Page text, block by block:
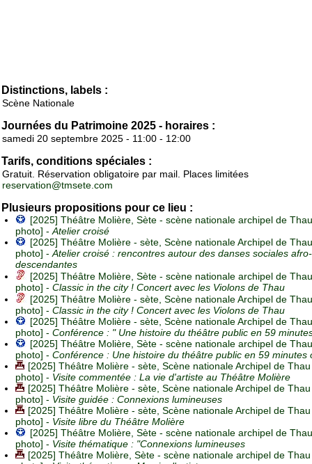
Distinctions, labels :
Scène Nationale
Journées du Patrimoine 2025 - horaires :
samedi 20 septembre 2025 - 11:00 - 12:00
Tarifs, conditions spéciales :
Gratuit. Réservation obligatoire par mail. Places limitées
reservation@tmsete.com
Plusieurs propositions pour ce lieu :
[2025] Théâtre Molière, Sète - scène nationale archipel de
photo] - Atelier croisé
[2025] Théâtre Molière - sète, Scène nationale Archipel de
photo] - Atelier croisé : rencontres autour des danses sociales afro-
descendantes
[2025] Théâtre Molière, Sète - scène nationale archipel de
photo] - Classic in the city ! Concert avec les Violons de Thau
[2025] Théâtre Molière - sète, Scène nationale Archipel de
photo] - Classic in the city ! Concert avec les Violons de Thau
[2025] Théâtre Molière - sète, Scène nationale Archipel de
photo] - Conférence : " Une histoire du théâtre public en 59
[2025] Théâtre Molière, Sète - scène nationale archipel de
photo] - Conférence : Une histoire du théâtre public en 59 minutes
[2025] Théâtre Molière - sète, Scène nationale Archipel de
photo] - Visite commentée : La vie d'artiste au Théâtre Molière
[2025] Théâtre Molière - sète, Scène nationale Archipel de
photo] - Visite guidée : Connexions lumineuses
[2025] Théâtre Molière - sète, Scène nationale Archipel de
photo] - Visite libre du Théâtre Molière
[2025] Théâtre Molière, Sète - scène nationale archipel de
photo] - Visite thématique : "Connexions lumineuses
[2025] Théâtre Molière, Sète - scène nationale archipel de